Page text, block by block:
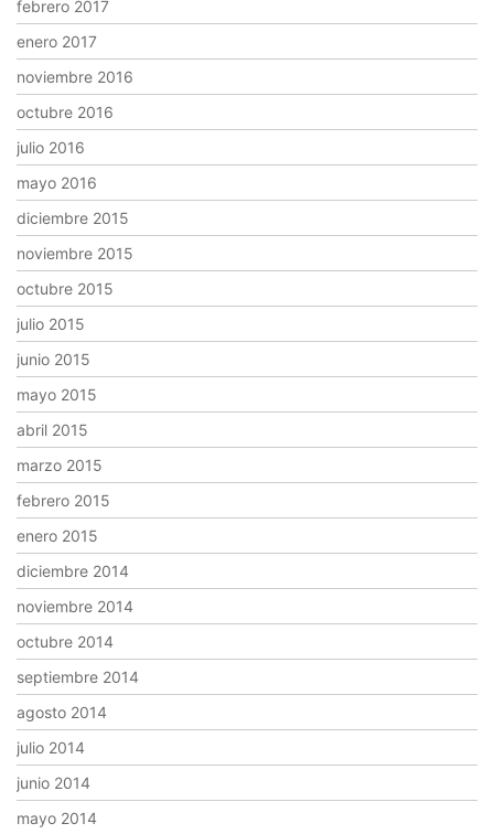
febrero 2017
enero 2017
noviembre 2016
octubre 2016
julio 2016
mayo 2016
diciembre 2015
noviembre 2015
octubre 2015
julio 2015
junio 2015
mayo 2015
abril 2015
marzo 2015
febrero 2015
enero 2015
diciembre 2014
noviembre 2014
octubre 2014
septiembre 2014
agosto 2014
julio 2014
junio 2014
mayo 2014